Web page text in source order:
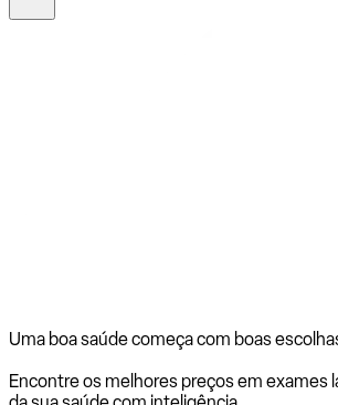
Uma boa saúde começa com boas
Encontre os melhores preços em exames